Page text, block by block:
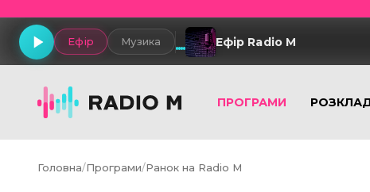
Ефір Музика Ефір Radio M
ПРОГРАМИ
Головна/Програми/Ранок на Radio M